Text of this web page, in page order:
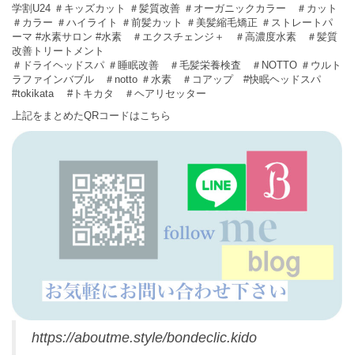
学割U24 ＃キッズカット ＃髪質改善 ＃オーガニックカラー ＃カット
＃カラー ＃ハイライト ＃前髪カット ＃美髪縮毛矯正 ＃ストレートパ
ーマ #水素サロン #水素 ＃エクスチェンジ＋ ＃高濃度水素 ＃髪質
改善トリートメント
＃ドライヘッドスパ ＃睡眠改善 ＃毛髪栄養検査 ＃NOTTO ＃ウルト
ラファインバブル ＃notto ＃水素 ＃コアップ #快眠ヘッドスパ
#tokikata #トキカタ ＃ヘアリセッター
上記をまとめたQRコードはこちら
https://aboutme.style/bondeclic.kido